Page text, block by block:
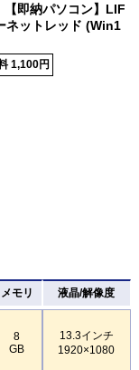
即納パソコン】LIF
ネットレッド (Win1
1,100円
メモリ 液晶/解像度
8
GB
13.3インチ
1920×1080